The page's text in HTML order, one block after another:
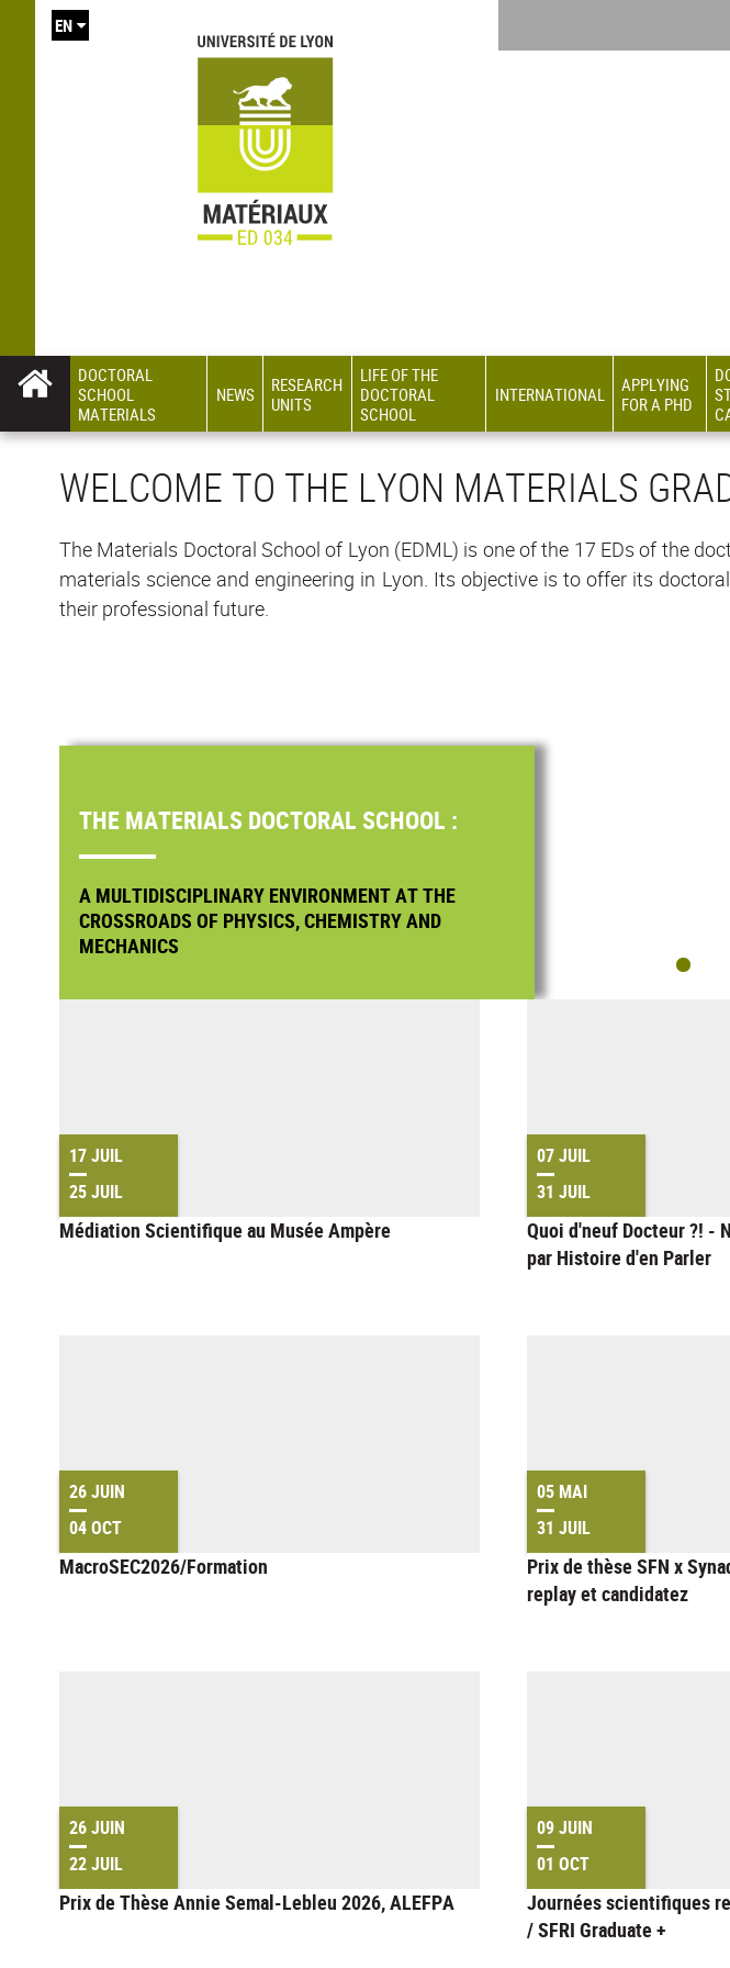
EN
DOCTORAL
SCHOOL
MATERIALS
NEWS
RESEARCH
UNITS
LIFE OF THE
DOCTORAL
SCHOOL
INTERNATIONAL
APPLYING
FOR A PHD
WELCOME TO THE LYON MATERIALS
The Materials Doctoral School of Lyon (EDML) is one of the 17 EDs of the
materials science and engineering in Lyon. Its objective is to offer its
their professional future.
THE MATERIALS DOCTORAL SCHOOL :
A MULTIDISCIPLINARY ENVIRONMENT AT THE
CROSSROADS OF PHYSICS, CHEMISTRY AND
MECHANICS
17 JUIL
25 JUIL
Médiation Scientifique au Musée Ampère
07 JUIL
31 JUIL
Quoi d'neuf Docteur ?! -
par Histoire d'en Parler
26 JUIN
04 OCT
MacroSEC2026/Formation
05 MAI
31 JUIL
Prix de thèse SFN x
replay et candidatez
26 JUIN
22 JUIL
Prix de Thèse Annie Semal-Lebleu 2026, ALEFPA
09 JUIN
01 OCT
Journées scientifiques
/ SFRI Graduate +